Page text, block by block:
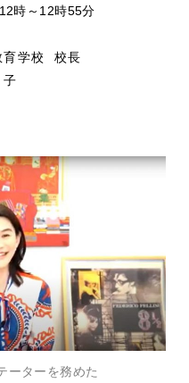
時～12時55分
育学校 校長
子
ターを務めた